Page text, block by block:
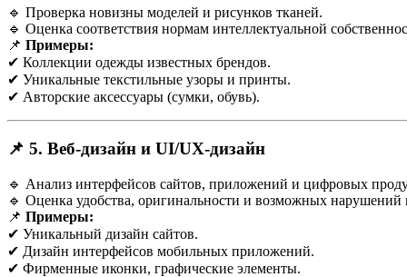
🔹 Проверка новизны моделей и рисунков тканей.
🔹 Оценка соответствия нормам интеллектуальной
📌 Примеры:
✔ Коллекции одежды известных брендов.
✔ Уникальные текстильные узоры и принты.
✔ Авторские аксессуары (сумки, обувь).
📌 5. Веб-дизайн и UI/UX-дизайн
🔹 Анализ интерфейсов сайтов, приложений и цифровых
🔹 Оценка удобства, оригинальности и возможных нарушений
📌 Примеры:
✔ Уникальный дизайн сайтов.
✔ Дизайн интерфейсов мобильных приложений.
✔ Фирменные иконки, графические элементы.